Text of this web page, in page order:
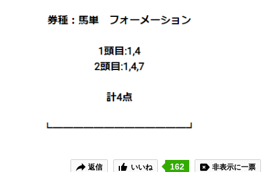
返信 いいね 162 非表示に一票